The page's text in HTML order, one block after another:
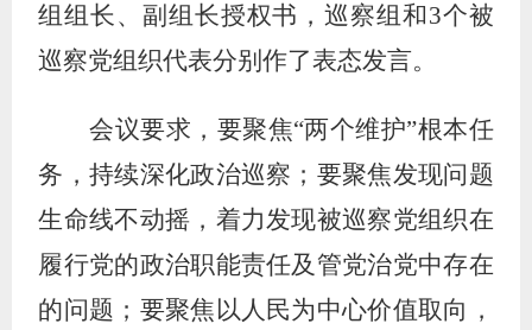
组组长、副组长授权书，巡察组和3个被
巡察党组织代表分别作了表态发言。
会议要求，要聚焦“两个维护”根本任
务，持续深化政治巡察；要聚焦发现问题
生命线不动摇，着力发现被巡察党组织在
履行党的政治职能责任及管党治党中存在
的问题；要聚焦以人民为中心价值取向，